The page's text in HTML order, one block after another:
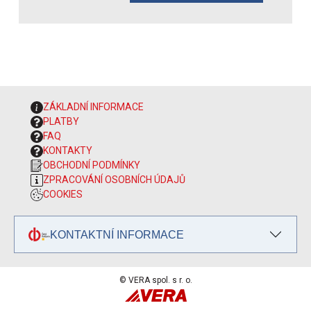
ZÁKLADNÍ INFORMACE
PLATBY
FAQ
KONTAKTY
OBCHODNÍ PODMÍNKY
ZPRACOVÁNÍ OSOBNÍCH ÚDAJŮ
COOKIES
KONTAKTNÍ INFORMACE
© VERA spol. s r. o.